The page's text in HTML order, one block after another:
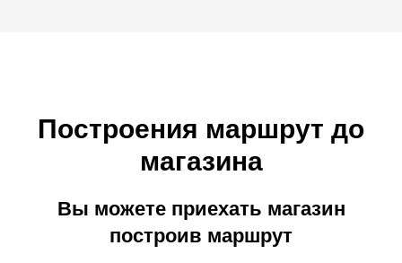
Построения маршрут до
магазина
Вы можете приехать магазин
построив маршрут